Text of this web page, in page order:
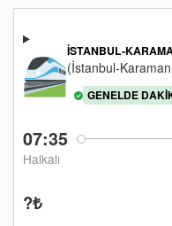
07:35
Halkalı
İSTANBUL-
(İstanbul-
GENELDE
?₺